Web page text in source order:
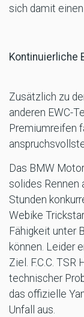
sich damit
Kontinuierliche
Zusätzlich zu
anderen EWC-
Premiumreifen
Das BMW
solides Rennen
Stunden
Webike
Fähigkeit unter
können. Leider
Ziel. F.C.C.
technischer
das offizielle
Unfall aus.